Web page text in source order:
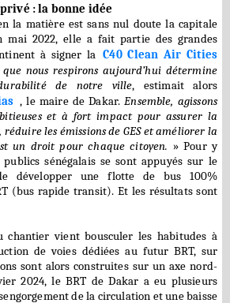
: la bonne idée
la matière est sans nul doute la capitale
mai 2022, elle a fait partie des grandes
à signer la C40 Clean Air Cities
que nous respirons aujourd’hui détermine
de notre ville, estimait alors
, le maire de Dakar. Ensemble, agissons
et à fort impact pour assurer la
les émissions de GES et améliorer la
un droit pour chaque citoyen. » Pour y
sénégalais se sont appuyés sur le
développer une flotte de bus 100%
(bus rapide transit). Et les résultats sont
chantier vient bousculer les habitudes à
de voies dédiées au futur BRT, sur
sont alors construites sur un axe nord-
2024, le BRT de Dakar a eu plusieurs
de la circulation et une baisse